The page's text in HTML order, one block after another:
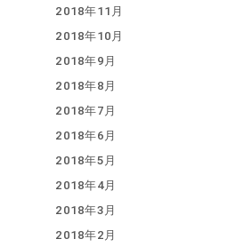
2018年11月
2018年10月
2018年9月
2018年8月
2018年7月
2018年6月
2018年5月
2018年4月
2018年3月
2018年2月